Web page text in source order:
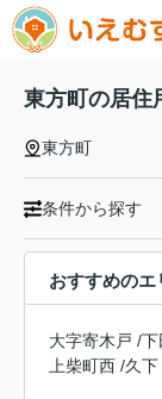
東方町の居住
東方町
条件から探す
おすすめのエ
大字寄木戸 /下
上柴町西 /久下